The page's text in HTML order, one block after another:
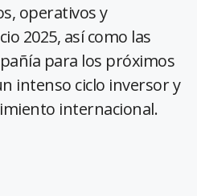
operativos y
2025, así como las
para los próximos
intenso ciclo inversor y
internacional.